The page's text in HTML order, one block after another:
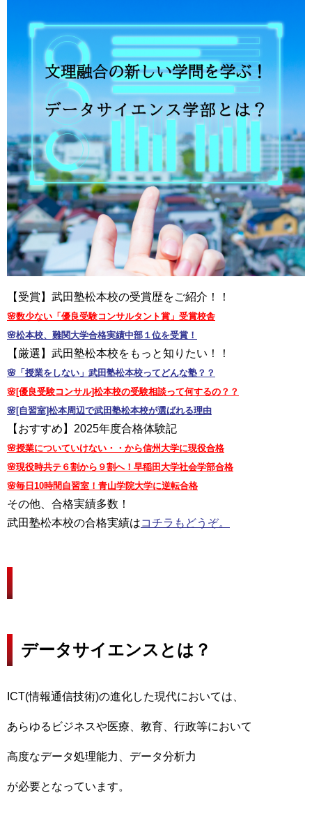
【受賞】武田塾松本校の受賞歴をご紹介！！
🌸数少ない「優良受験コンサルタント賞」受賞校舎
🌸松本校、難関大学合格実績中部１位を受賞！
【厳選】武田塾松本校をもっと知りたい！！
🌸「授業をしない」武田塾松本校ってどんな塾？？
🌸[優良受験コンサル]松本校の受験相談って何するの？？
🌸[自習室]松本周辺で武田塾松本校が選ばれる理由
【おすすめ】2025年度合格体験記
🌸授業についていけない・・から信州大学に現役合格
🌸現役時共テ６割から９割へ！早稲田大学社会学部合格
🌸毎日10時間自習室！青山学院大学に逆転合格
その他、合格実績多数！
武田塾松本校の合格実績はコチラもどうぞ。
データサイエンスとは？
ICT(情報通信技術)の進化した現代においては、
あらゆるビジネスや医療、教育、行政等において
高度なデータ処理能力、データ分析力
が必要となっています。